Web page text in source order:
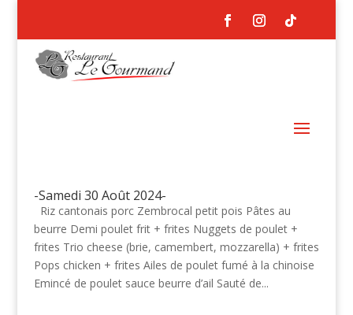
-Samedi 30 Août 2024-
Riz cantonais porc Zembrocal petit pois Pâtes au
beurre Demi poulet frit + frites Nuggets de poulet +
frites Trio cheese (brie, camembert, mozzarella) + frites
Pops chicken + frites Ailes de poulet fumé à la chinoise
Emincé de poulet sauce beurre d’ail Sauté de...